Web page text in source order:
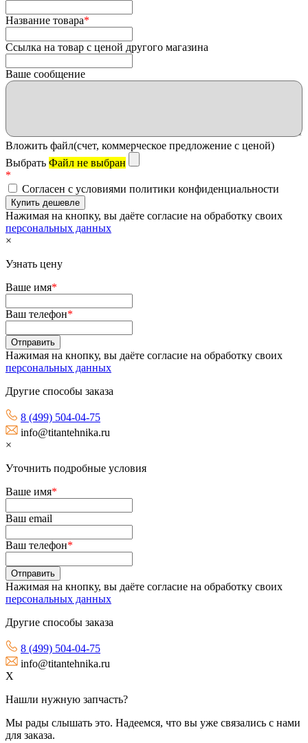
Название товара*
Ссылка на товар с ценой другого магазина
Ваше сообщение
Вложить файл(счет, коммерческое предложение с ценой)
Выбрать Файл не выбран
*
Согласен с условиями политики конфиденциальности
Нажимая на кнопку, вы даёте согласие на обработку своих
персональных данных
×
Узнать цену
Ваше имя*
Ваш телефон*
Нажимая на кнопку, вы даёте согласие на обработку своих
персональных данных
Другие способы заказа
8 (499) 504-04-75
info@titantehnika.ru
×
Уточнить подробные условия
Ваше имя*
Ваш email
Ваш телефон*
Нажимая на кнопку, вы даёте согласие на обработку своих
персональных данных
Другие способы заказа
8 (499) 504-04-75
info@titantehnika.ru
X
Нашли нужную запчасть?
Мы рады слышать это. Надеемся, что вы уже связались с нами
для заказа.